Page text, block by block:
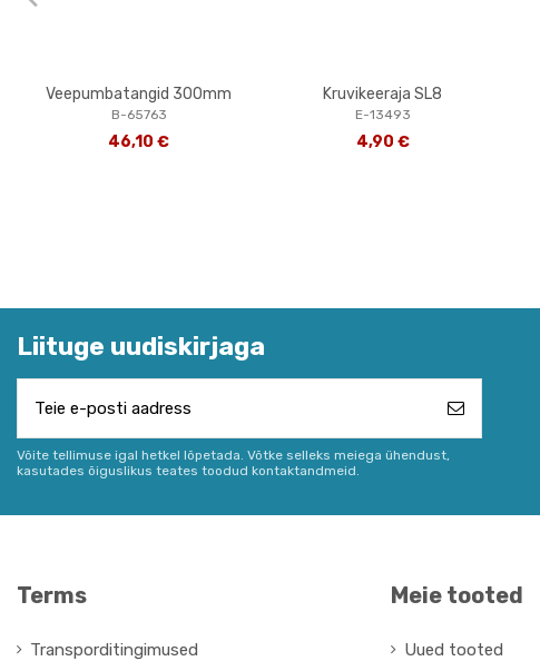
Veepumbatangid 300mm
B-65763
46,10 €
Kruvikeeraja SL8
E-13493
4,90 €
Liituge uudiskirjaga
Võite tellimuse igal hetkel lõpetada. Võtke selleks meiega ühendust,
kasutades õiguslikus teates toodud kontaktandmeid.
Terms
Transporditingimused
Meie tooted
Uued tooted